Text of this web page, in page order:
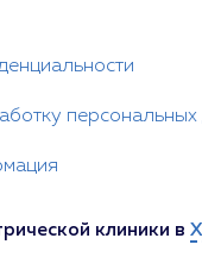
персональных
клиники в